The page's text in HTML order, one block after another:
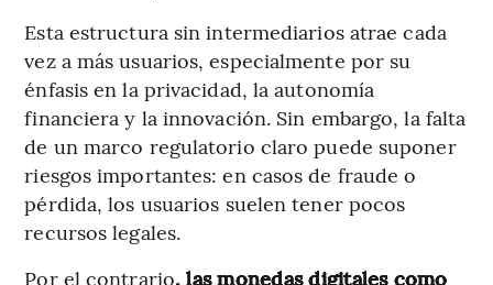
Esta estructura sin intermediarios atrae cada
vez a más usuarios, especialmente por su
énfasis en la privacidad, la autonomía
financiera y la innovación. Sin embargo, la falta
de un marco regulatorio claro puede suponer
riesgos importantes: en casos de fraude o
pérdida, los usuarios suelen tener pocos
recursos legales.
Por el contrario, las monedas digitales como